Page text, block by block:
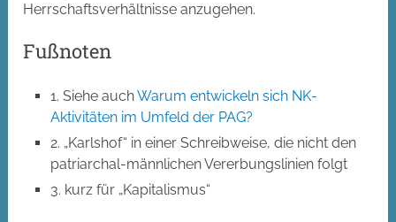
Herrschaftsverhältnisse anzugehen.
Fußnoten
1. Siehe auchWarum entwickeln sich NK-
Aktivitäten im Umfeld der PAG?
2. „Karlshof“ in einer Schreibweise, die nicht den
patriarchal-männlichen Vererbungslinien folgt
3. kurz für „Kapitalismus“